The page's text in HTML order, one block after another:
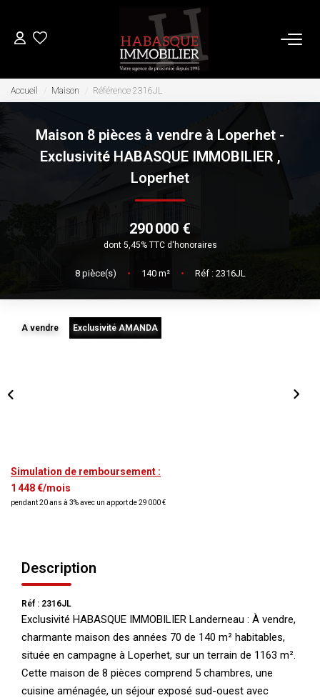
ACHETER
LOUER
VENDRE
Biens Vendus
NOS AGENCES
NOUS CONTACTER
Accueil Maison Référence 2316JL
Maison 8 pièces à vendre à Loperhet -
Exclusivité HABASQUE IMMOBILIER ,
Loperhet
290 000 €
dont 5,45% TTC d'honoraires
8pièce(s) • 140m² • Réf : 2316JL
A vendre Exclusivité AMANDA
Simulation de remboursement :
1 448 €/mois
pendant 20 ans à 3% avec un apport de 29 000 €
Description
Réf : 2316JL
Exclusivité HABASQUE IMMOBILIER Landerneau : À vendre,
charmante maison des années 70 de 140 m² habitables,
située en campagne à Loperhet, sur un terrain de 1163 m².
Cette maison de 8 pièces comprend 5 chambres, une
cuisine aménagée, un séjour exposé sud-ouest avec